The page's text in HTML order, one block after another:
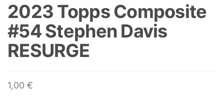
2023 Topps Composite
#54 Stephen Davis
RESURGE
1,00 €